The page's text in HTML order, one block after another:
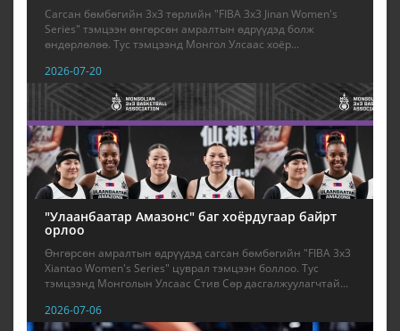
Сагсан бөмбөгийн 3х3 төрлийн "FIBA 3x3 Jinan Women's
Series" тэмцээн өнгөрсөн амралтын өдрүүдэд болж
өндөрлөлөө. Тус тэмцээнд Монгол Улсаас хоёр...
2026-07-20
"Улаанбаатар Амазонс" баг хоёрдугаар байрт
орлоо
Өнгөрсөн амралтын өдрүүдэд сагсан бөмбөгийн "FIBA 3x3
Xiantao Women's Series" цуврал тэмцээн боллоо. Тус
тэмцээнд Монголын Улсаас Стив Сөр дасгалжуулагчтай...
2026-07-06